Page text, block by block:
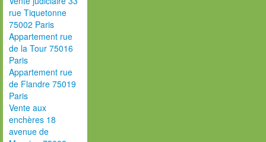
rue Tiquetonne
75002 Paris
Appartement rue
de la Tour 75016
Paris
Appartement rue
de Flandre 75019
Paris
Vente aux
enchères 18
avenue de